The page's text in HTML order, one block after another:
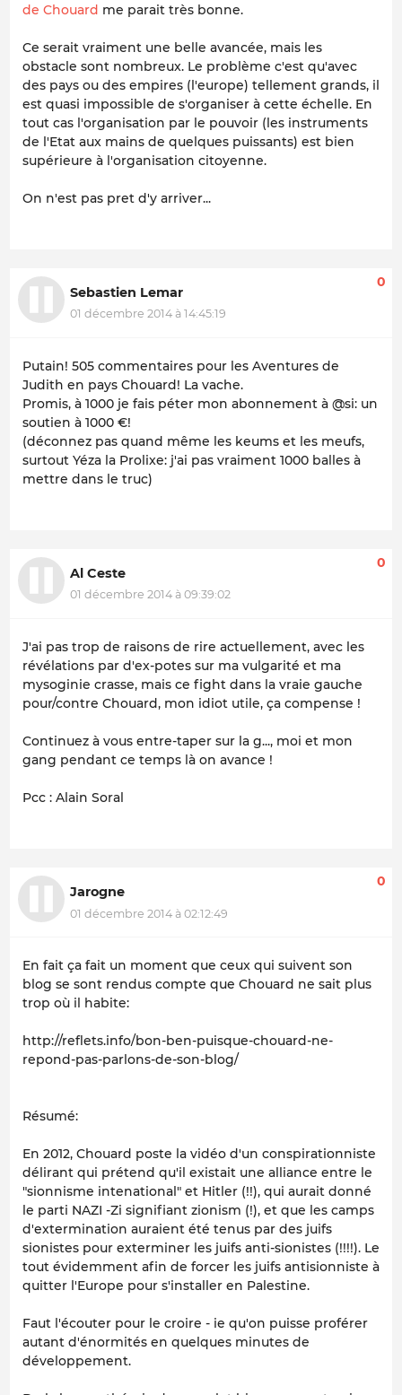
de Chouard me parait très bonne.
Ce serait vraiment une belle avancée, mais les
obstacle sont nombreux. Le problème c'est qu'avec
des pays ou des empires (l'europe) tellement grands, il
est quasi impossible de s'organiser à cette échelle. En
tout cas l'organisation par le pouvoir (les instruments
de l'Etat aux mains de quelques puissants) est bien
supérieure à l'organisation citoyenne.
On n'est pas pret d'y arriver...
Sebastien Lemar
01 décembre 2014 à 14:45:19
0
Putain! 505 commentaires pour les Aventures de
Judith en pays Chouard! La vache.
Promis, à 1000 je fais péter mon abonnement à @si: un
soutien à 1000 €!
(déconnez pas quand même les keums et les meufs,
surtout Yéza la Prolixe: j'ai pas vraiment 1000 balles à
mettre dans le truc)
Al Ceste
01 décembre 2014 à 09:39:02
0
J'ai pas trop de raisons de rire actuellement, avec les
révélations par d'ex-potes sur ma vulgarité et ma
mysoginie crasse, mais ce fight dans la vraie gauche
pour/contre Chouard, mon idiot utile, ça compense !
Continuez à vous entre-taper sur la g..., moi et mon
gang pendant ce temps là on avance !
Pcc : Alain Soral
Jarogne
01 décembre 2014 à 02:12:49
0
En fait ça fait un moment que ceux qui suivent son
blog se sont rendus compte que Chouard ne sait plus
trop où il habite:
http://reflets.info/bon-ben-puisque-chouard-ne-
repond-pas-parlons-de-son-blog/
Résumé:
En 2012, Chouard poste la vidéo d'un conspirationniste
délirant qui prétend qu'il existait une alliance entre le
"sionnisme intenational" et Hitler (!!), qui aurait donné
le parti NAZI -Zi signifiant zionism (!), et que les camps
d'extermination auraient été tenus par des juifs
sionistes pour exterminer les juifs anti-sionistes (!!!!). Le
tout évidemment afin de forcer les juifs antisionniste à
quitter l'Europe pour s'installer en Palestine.
Faut l'écouter pour le croire - ie qu'on puisse proférer
autant d'énormités en quelques minutes de
développement.